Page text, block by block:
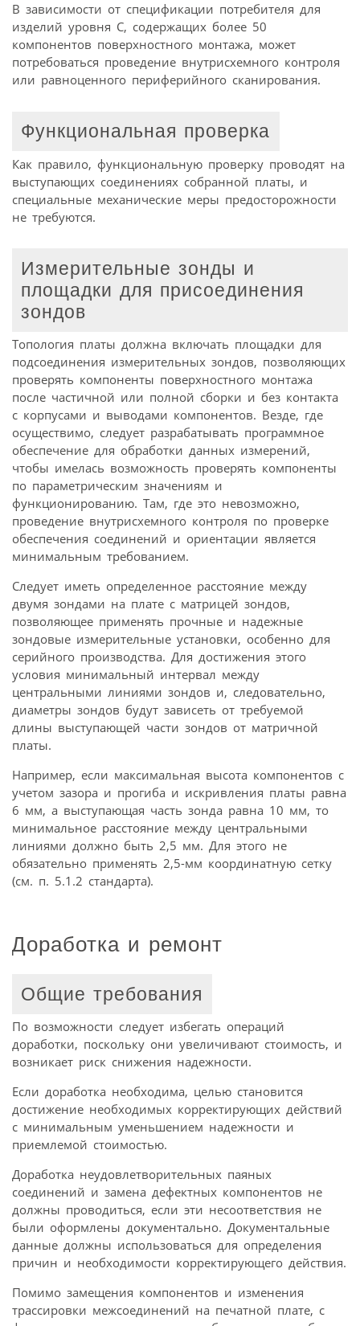
В зависимости от спецификации потребителя для
изделий уровня С, содержащих более 50
компонентов поверхностного монтажа, может
потребоваться проведение внутрисхемного контроля
или равноценного периферийного сканирования.
Функциональная проверка
Как правило, функциональную проверку проводят на
выступающих соединениях собранной платы, и
специальные механические меры предосторожности
не требуются.
Измерительные зонды и
площадки для присоединения
зондов
Топология платы должна включать площадки для
подсоединения измерительных зондов, позволяющих
проверять компоненты поверхностного монтажа
после частичной или полной сборки и без контакта
с корпусами и выводами компонентов. Везде, где
осуществимо, следует разрабатывать программное
обеспечение для обработки данных измерений,
чтобы имелась возможность проверять компоненты
по параметрическим значениям и
функционированию. Там, где это невозможно,
проведение внутрисхемного контроля по проверке
обеспечения соединений и ориентации является
минимальным требованием.
Следует иметь определенное расстояние между
двумя зондами на плате с матрицей зондов,
позволяющее применять прочные и надежные
зондовые измерительные установки, особенно для
серийного производства. Для достижения этого
условия минимальный интервал между
центральными линиями зондов и, следовательно,
диаметры зондов будут зависеть от требуемой
длины выступающей части зондов от матричной
платы.
Например, если максимальная высота компонентов с
учетом зазора и прогиба и искривления платы равна
6 мм, а выступающая часть зонда равна 10 мм, то
минимальное расстояние между центральными
линиями должно быть 2,5 мм. Для этого не
обязательно применять 2,5-мм координатную сетку
(см. п. 5.1.2 стандарта).
Доработка и ремонт
Общие требования
По возможности следует избегать операций
доработки, поскольку они увеличивают стоимость, и
возникает риск снижения надежности.
Если доработка необходима, целью становится
достижение необходимых корректирующих действий
с минимальным уменьшением надежности и
приемлемой стоимостью.
Доработка неудовлетворительных паяных
соединений и замена дефектных компонентов не
должны проводиться, если эти несоответствия не
были оформлены документально. Документальные
данные должны использоваться для определения
причин и необходимости корректирующего действия.
Помимо замещения компонентов и изменения
трассировки межсоединений на печатной плате, с